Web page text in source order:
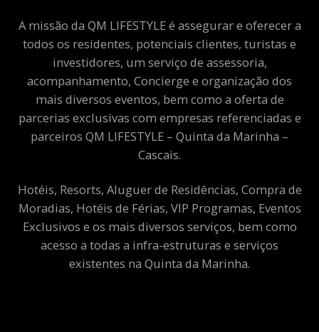
A missão da QM LIFESTYLE é assegurar e oferecer a
todos os residentes, potenciais clientes, turistas e
investidores, um serviço de assessoria,
acompanhamento, Concierge e organização dos
mais diversos eventos, bem como a oferta de
parcerias exclusivas com empresas referenciadas e
parceiros QM LIFESTYLE – Quinta da Marinha –
Cascais.
Hotéis, Resorts, Aluguer de Residências, Compra de
Moradias, Hotéis de Férias, VIP Programas, Eventos
Exclusivos e os mais diversos serviços, bem como
acesso a todas a infra-estruturas e serviços
existentes na Quinta da Marinha.